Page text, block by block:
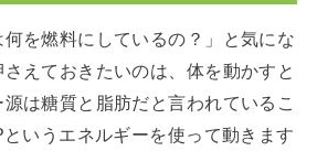
何を燃料にしているの？」と気にな
えておきたいのは、体を動かすと
は糖質と脂肪だと言われているこ
いうエネルギーを使って動きます